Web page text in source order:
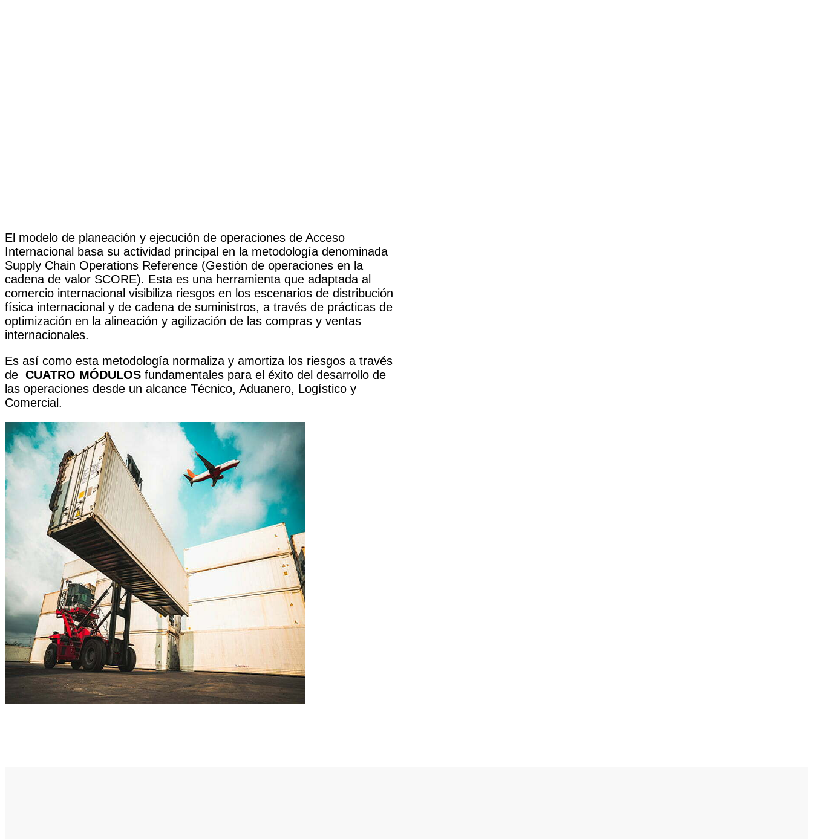
El modelo de planeación y ejecución de operaciones de Acceso
Internacional basa su actividad principal en la metodología denominada
Supply Chain Operations Reference (Gestión de operaciones en la
cadena de valor SCORE). Esta es una herramienta que adaptada al
comercio internacional visibiliza riesgos en los escenarios de distribución
física internacional y de cadena de suministros, a través de prácticas de
optimización en la alineación y agilización de las compras y ventas
internacionales.
Es así como esta metodología normaliza y amortiza los riesgos a través
de CUATRO MÓDULOS fundamentales para el éxito del desarrollo de
las operaciones desde un alcance Técnico, Aduanero, Logístico y
Comercial.